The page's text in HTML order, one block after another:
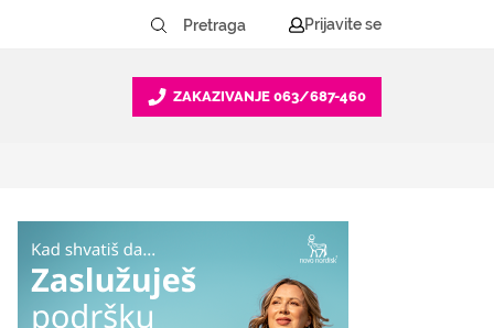
Prijavite se
ZAKAZIVANJE 063/687-460